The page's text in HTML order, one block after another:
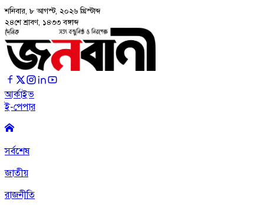
শনিবার, ৮ আগস্ট, ২০২৬ খ্রিস্টাব্দ
২৪শে শ্রাবণ, ১৪৩৩ বঙ্গাব্দ
আর্কাইভ
ই-পেপার
সর্বশেষ
জাতীয়
রাজনীতি